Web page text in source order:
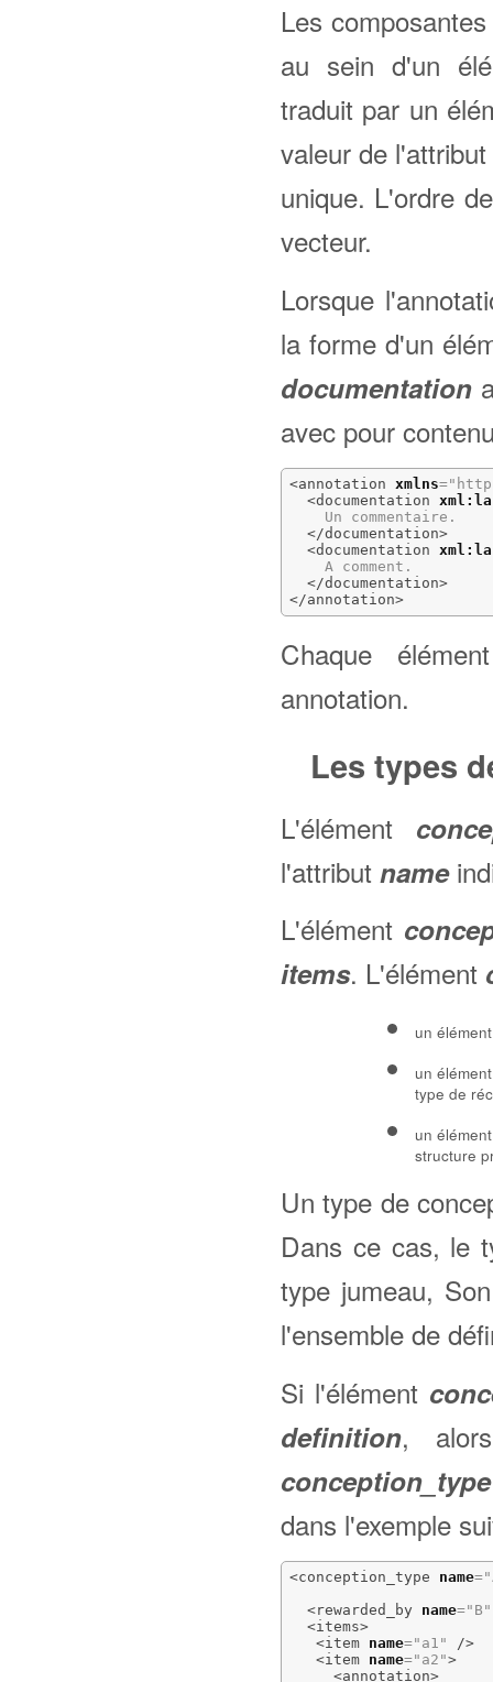
Les
au sein d'un
traduit par un
valeur de
unique. L'ordre
vecteur.
Lorsque
la forme d'un
documentation
avec pour
<annotation xmlns=
<documentation
    Un commentaire.
</documentation>
<documentation
    A comment.
</documentation>
</annotation>
Chaque
annotation.
Les types
L'élément
l'attribut name
L'élément
items. L'élément
un
un
type de
un
structure
Un type de
Dans ce cas, le
type jumeau,
l'ensemble de
Si l'élément
definition,
conception_type
dans l'exemple
<conception_type name=
<rewarded_by
name="B"
<items>
<item
name="a1"
/>
<item
name="a2">
<annotation>